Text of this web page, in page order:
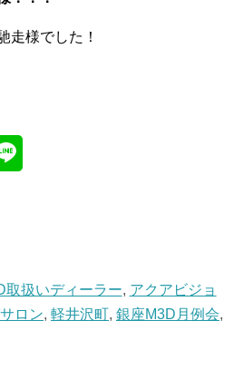
走様でした！
取扱いディーラー, アクアビジョ
ロン, 軽井沢町, 銀座M3D月例会,